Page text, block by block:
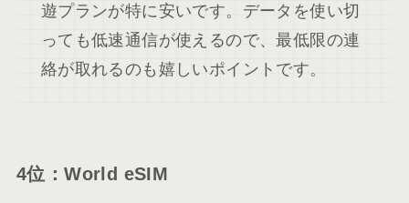
遊プランが特に安いです。データを使い切
っても低速通信が使えるので、最低限の連
絡が取れるのも嬉しいポイントです。
4位：World eSIM